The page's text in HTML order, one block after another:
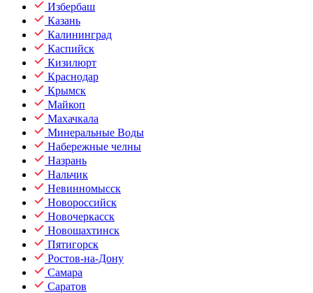
Избербаш
Казань
Калининград
Каспийск
Кизилюрт
Краснодар
Крымск
Майкоп
Махачкала
Минеральные Воды
Набережные челны
Назрань
Нальчик
Невинномысск
Новороссийск
Новочеркасск
Новошахтинск
Пятигорск
Ростов-на-Дону
Самара
Саратов